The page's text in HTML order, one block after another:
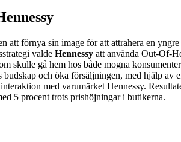
att förnya sin image för att attrahera en
valde Hennessy att använda Out-Of-
skulle gå hem hos både mogna
budskap och öka försäljningen, med hjälp av
med varumärket Hennessy.
5 procent trots prishöjningar i butikerna.